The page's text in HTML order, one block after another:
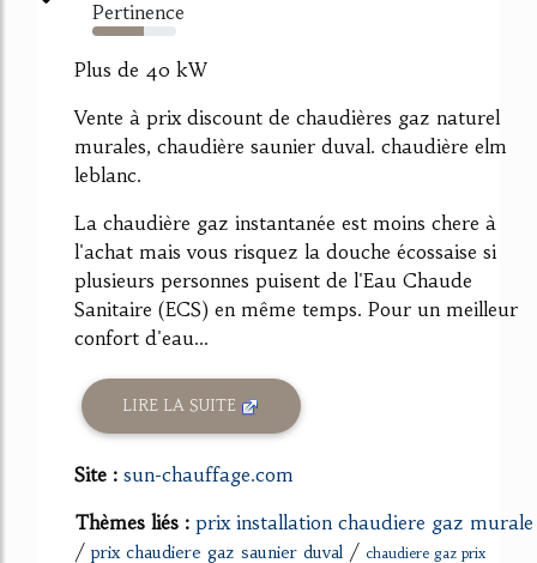
Pertinence
62%
Plus de 40 kW
Vente à prix discount de chaudières gaz naturel
murales, chaudière saunier duval. chaudière elm
leblanc.
La chaudière gaz instantanée est moins chere à
l'achat mais vous risquez la douche écossaise si
plusieurs personnes puisent de l'Eau Chaude
Sanitaire (ECS) en même temps. Pour un meilleur
confort d'eau...
LIRE LA SUITE
Site : sun-chauffage.com
Thèmes liés : prix installation chaudiere gaz murale
/ prix chaudiere gaz saunier duval / chaudiere gaz prix